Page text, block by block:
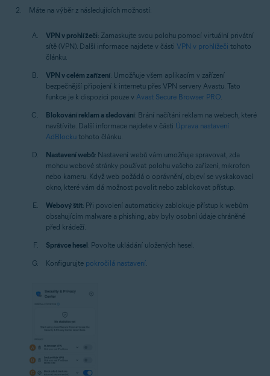
Máte na výběr z následujících možností:
VPN v prohlížeči: Zamaskujte svou polohu pomocí virtuální privátní
sítě (VPN). Další informace najdete v části VPN v prohlížeči tohoto
článku.
VPN v celém zařízení: Umožňuje všem aplikacím v zařízení
bezpečnější připojení k internetu přes VPN servery Avastu. Tato
funkce je k dispozici pouze v Avast Secure Browser PRO
Blokování reklam a sledování: Brání načítání reklam na webech, které
navštívíte. Další informace najdete v části Úprava nastavení
AdBlocku tohoto článku.
Nastavení webů: Nastavení webů vám umožňuje spravovat, zda
mohou webové stránky používat polohu vašeho zařízení, mikrofon
nebo kameru. Když web požádá o oprávnění, objeví se vyskakovací
okno, které vám dá možnost povolit nebo zablokovat přístup.
Webový štít: Při povolení automaticky zablokuje přístup k webům
obsahujícím malware a phishing, aby byly osobní údaje chráněné
před krádeží.
Správce hesel: Povolte ukládání uložených hesel.
Konfigurujte pokročilá nastavení